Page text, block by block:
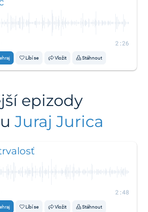
2:26
Líbí se Vložit Stáhnout
epizody
Juraj Jurica
2:48
Líbí se Vložit Stáhnout